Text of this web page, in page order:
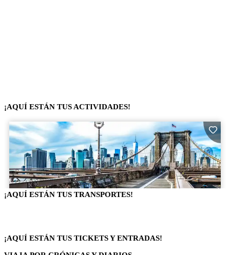
¡AQUÍ ESTÁN TUS ACTIVIDADES!
¡AQUÍ ESTÁN TUS TRANSPORTES!
¡AQUÍ ESTÁN TUS TICKETS Y ENTRADAS!